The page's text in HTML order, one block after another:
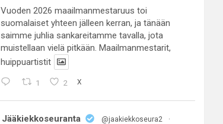
Vuoden 2026 maailmanmestaruus toi
suomalaiset yhteen jälleen kerran, ja tänään
saimme juhlia sankareitamme tavalla, jota
muistellaan vielä pitkään. Maailmanmestarit,
huippuartistit
1 2 X
Jääkiekkoseuranta @jaakiekkoseura2
·